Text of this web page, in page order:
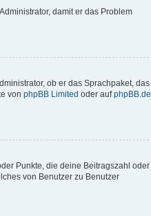
damit er das Problem
ob er das Sprachpaket, das
von phpBB Limited oder aufphpBB.de
Punkte, die deine Beitragszahl oder
von Benutzer zu Benutzer